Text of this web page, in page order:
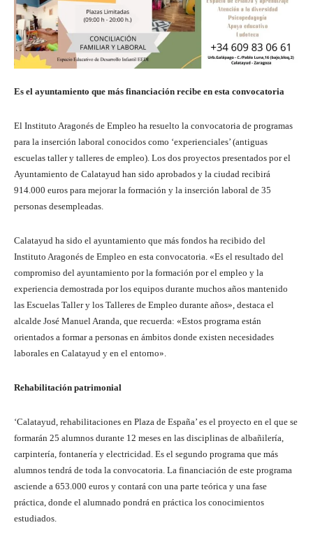
Es el ayuntamiento que más financiación recibe en esta convocatoria
El Instituto Aragonés de Empleo ha resuelto la convocatoria de programas
para la inserción laboral conocidos como ‘experienciales’ (antiguas
escuelas taller y talleres de empleo). Los dos proyectos presentados por el
Ayuntamiento de Calatayud han sido aprobados y la ciudad recibirá
914.000 euros para mejorar la formación y la inserción laboral de 35
personas desempleadas.
Calatayud ha sido el ayuntamiento que más fondos ha recibido del
Instituto Aragonés de Empleo en esta convocatoria. «Es el resultado del
compromiso del ayuntamiento por la formación por el empleo y la
experiencia demostrada por los equipos durante muchos años mantenido
las Escuelas Taller y los Talleres de Empleo durante años», destaca el
alcalde José Manuel Aranda, que recuerda: «Estos programa están
orientados a formar a personas en ámbitos donde existen necesidades
laborales en Calatayud y en el entorno».
Rehabilitación patrimonial
‘Calatayud, rehabilitaciones en Plaza de España’ es el proyecto en el que se
formarán 25 alumnos durante 12 meses en las disciplinas de albañilería,
carpintería, fontanería y electricidad. Es el segundo programa que más
alumnos tendrá de toda la convocatoria. La financiación de este programa
asciende a 653.000 euros y contará con una parte teórica y una fase
práctica, donde el alumnado pondrá en práctica los conocimientos
estudiados.